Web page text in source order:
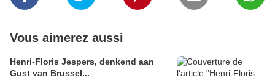
Vous aimerez aussi
Henri-Floris Jespers, denkend aan
Gust van Brussel...